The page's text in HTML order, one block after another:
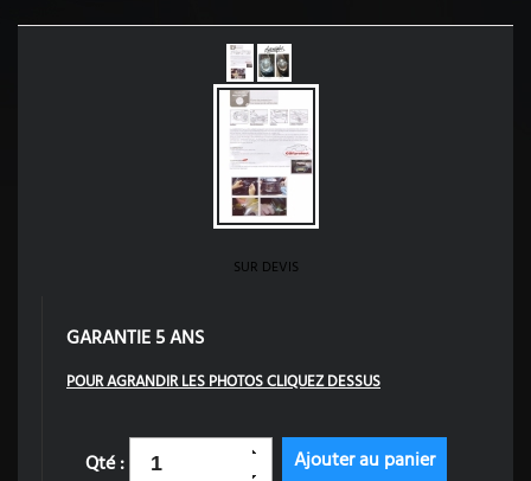
SUR DEVIS
GARANTIE 5 ANS
POUR AGRANDIR LES PHOTOS CLIQUEZ DESSUS
Qté :